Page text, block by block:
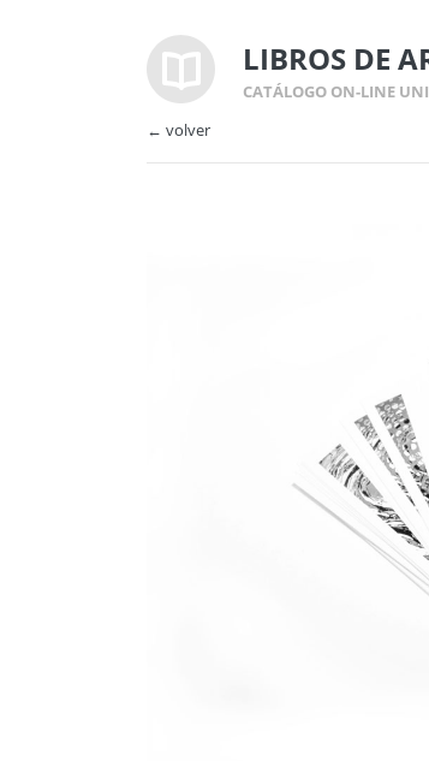
LIBROS DE
CATÁLOGO ON-LINE
← volver